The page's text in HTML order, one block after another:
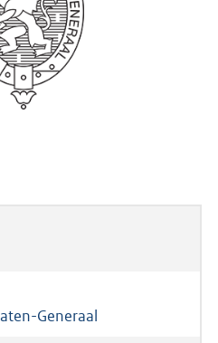
Generaal